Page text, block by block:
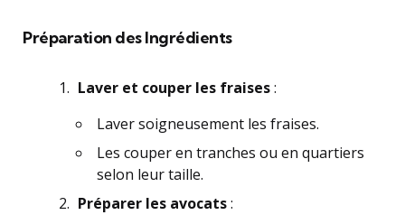
Préparation des Ingrédients
Laver et couper les fraises:
Laver soigneusement les fraises.
Les couper en tranches ou en quartiers
selon leur taille.
Préparer les avocats: